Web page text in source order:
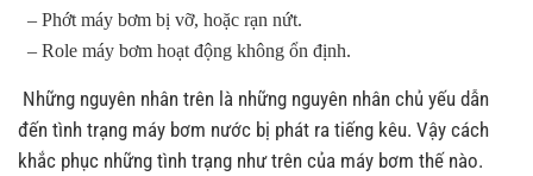
– Phớt máy bơm bị vỡ, hoặc rạn nứt.
– Role máy bơm hoạt động không ổn định.
Những nguyên nhân trên là những nguyên nhân chủ yếu dẫn
đến tình trạng máy bơm nước bị phát ra tiếng kêu. Vậy cách
khắc phục những tình trạng như trên của máy bơm thế nào.